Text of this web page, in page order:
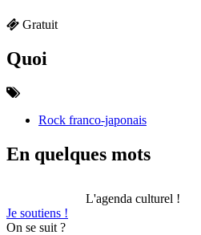
Gratuit
Quoi
Rock franco-japonais
En quelques mots
L'agenda culturel !
Je soutiens !
On se suit ?